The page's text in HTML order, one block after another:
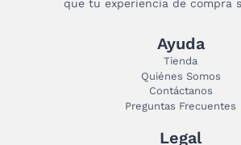
que tu experiencia de compra
Ayuda
Tienda
Quiénes Somos
Contáctanos
Preguntas Frecuentes
Legal